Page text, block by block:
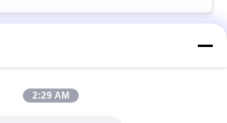
2:29 AM